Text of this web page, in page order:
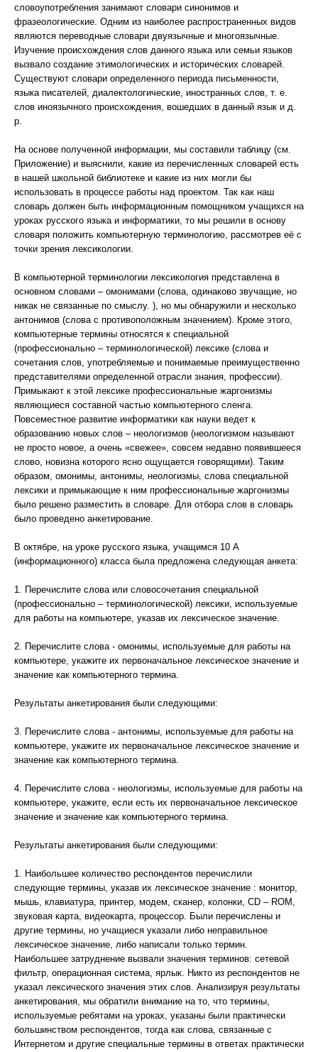
словоупотребления занимают словари синонимов и
фразеологические. Одним из наиболее распространенных видов
являются переводные словари двуязычные и многоязычные.
Изучение происхождения слов данного языка или семьи языков
вызвало создание этимологических и исторических словарей.
Существуют словари определенного периода письменности,
языка писателей, диалектологические, иностранных слов, т. е.
слов иноязычного происхождения, вошедших в данный язык и д.
р.
На основе полученной информации, мы составили таблицу (см.
Приложение) и выяснили, какие из перечисленных словарей есть
в нашей школьной библиотеке и какие из них могли бы
использовать в процессе работы над проектом. Так как наш
словарь должен быть информационным помощником учащихся на
уроках русского языка и информатики, то мы решили в основу
словаря положить компьютерную терминологию, рассмотрев её с
точки зрения лексикологии.
В компьютерной терминологии лексикология представлена в
основном словами – омонимами (слова, одинаково звучащие, но
никак не связанные по смыслу. ), но мы обнаружили и несколько
антонимов (слова с противоположным значением). Кроме этого,
компьютерные термины относятся к специальной
(профессионально – терминологической) лексике (слова и
сочетания слов, употребляемые и понимаемые преимущественно
представителями определенной отрасли знания, профессии).
Примыкают к этой лексике профессиональные жаргонизмы
являющиеся составной частью компьютерного сленга.
Повсеместное развитие информатики как науки ведет к
образованию новых слов – неологизмов (неологизмом называют
не просто новое, а очень «свежее», совсем недавно появившееся
слово, новизна которого ясно ощущается говорящими). Таким
образом, омонимы, антонимы, неологизмы, слова специальной
лексики и примыкающие к ним профессиональные жаргонизмы
было решено разместить в словаре. Для отбора слов в словарь
было проведено анкетирование.
В октябре, на уроке русского языка, учащимся 10 А
(информационного) класса была предложена следующая анкета:
1. Перечислите слова или словосочетания специальной
(профессионально – терминологической) лексики, используемые
для работы на компьютере, указав их лексическое значение.
2. Перечислите слова - омонимы, используемые для работы на
компьютере, укажите их первоначальное лексическое значение и
значение как компьютерного термина.
Результаты анкетирования были следующими:
3. Перечислите слова - антонимы, используемые для работы на
компьютере, укажите их первоначальное лексическое значение и
значение как компьютерного термина.
4. Перечислите слова - неологизмы, используемые для работы на
компьютере, укажите, если есть их первоначальное лексическое
значение и значение как компьютерного термина.
Результаты анкетирования были следующими:
1. Наибольшее количество респондентов перечислили
следующие термины, указав их лексическое значение : монитор,
мышь, клавиатура, принтер, модем, сканер, колонки, CD – ROM,
звуковая карта, видеокарта, процессор. Были перечислены и
другие термины, но учащиеся указали либо неправильное
лексическое значение, либо написали только термин.
Наибольшее затруднение вызвали значения терминов: сетевой
фильтр, операционная система, ярлык. Никто из респондентов не
указал лексического значения этих слов. Анализируя результаты
анкетирования, мы обратили внимание на то, что термины,
используемые ребятами на уроках, указаны были практически
большинством респондентов, тогда как слова, связанные с
Интернетом и другие специальные термины в ответах практически